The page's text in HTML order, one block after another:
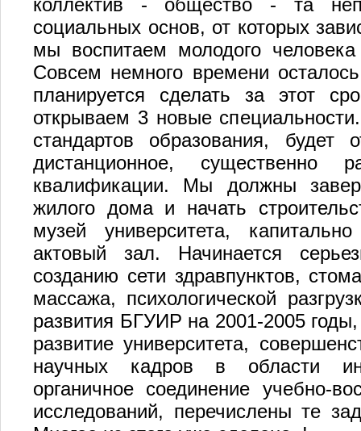
коллектив - общество - та
социальных основ, от которых
мы воспитаем молодого
Совсем немного времени
планируется сделать за этот
открываем 3 новые
стандартов образования,
дистанционное, существенно
квалификации. Мы должны
жилого дома и начать
музей университета,
актовый зал. Начинается
созданию сети здравпунктов,
массажа, психологической
развития БГУИР на 2001-2005
развитие университета,
научных кадров в области
органичное соединение учебно-
исследований, перечислены те